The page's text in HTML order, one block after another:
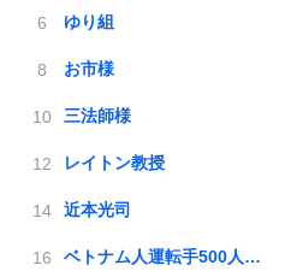
ゆり組
お市様
三法師様
レイトン教授
近本光司
ベトナム人運転手500人採用